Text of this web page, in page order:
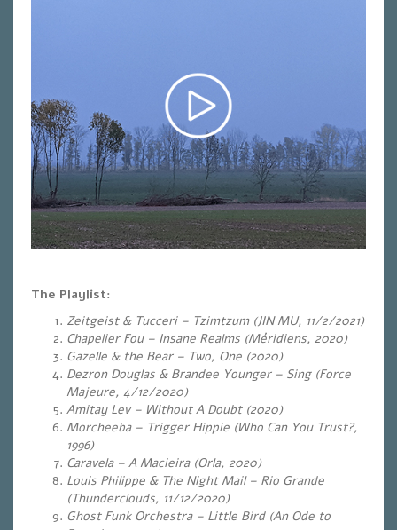
The Playlist:
Zeitgeist & Tucceri – Tzimtzum (JIN MU, 11/2/2021)
Chapelier Fou – Insane Realms (Méridiens, 2020)
Gazelle & the Bear – Two, One (2020)
Dezron Douglas & Brandee Younger – Sing (Force
Majeure, 4/12/2020)
Amitay Lev – Without A Doubt (2020)
Morcheeba – Trigger Hippie (Who Can You Trust?,
1996)
Caravela – A Macieira (Orla, 2020)
Louis Philippe & The Night Mail – Rio Grande
(Thunderclouds, 11/12/2020)
Ghost Funk Orchestra – Little Bird (An Ode to